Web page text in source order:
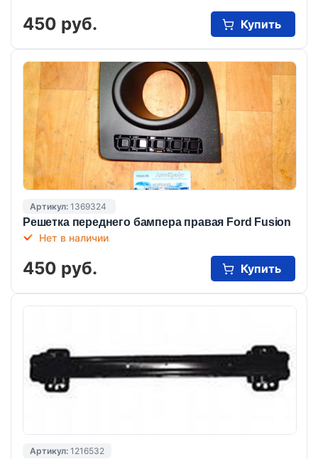
450 руб. Купить
Артикул: 1369324
Решетка переднего бампера правая Ford Fusion
Нет в наличии
450 руб. Купить
Артикул: 1216532